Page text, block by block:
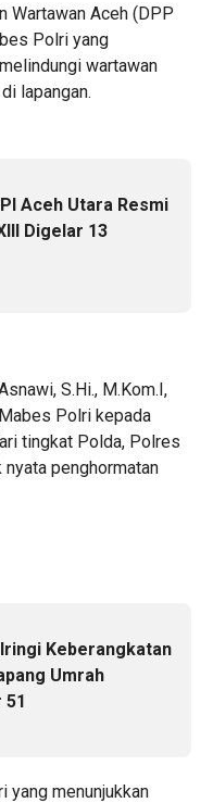
Wartawan Aceh (DPP
Polri yang
wartawan
lapangan.
Aceh Utara Resmi
Digelar 13
S.Hi., M.Kom.I,
Polri kepada
tingkat Polda, Polres
penghormatan
Keberangkatan
Umrah
51
yang menunjukkan